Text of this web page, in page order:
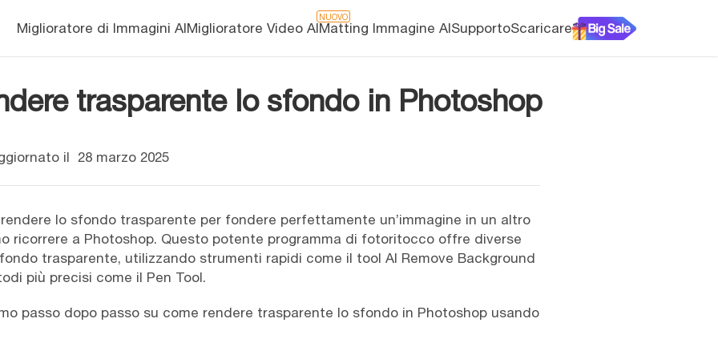
Miglioratore di Immagini AIMiglioratore Video AI
NUOVO
Matting Immagine AISupportoScaricare
trasparente lo sfondo in Photoshop
il 28 marzo 2025
lo sfondo trasparente per fondere perfettamente un’immagine in un altro
ricorrere a Photoshop. Questo potente programma di fotoritocco offre diverse
trasparente, utilizzando strumenti rapidi come il tool AI Remove Background
più precisi come il Pen Tool.
passo dopo passo su come rendere trasparente lo sfondo in Photoshop usando